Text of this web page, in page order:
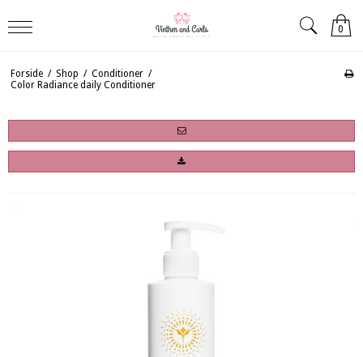
0
Forside / Shop / Conditioner /
Color Radiance daily Conditioner